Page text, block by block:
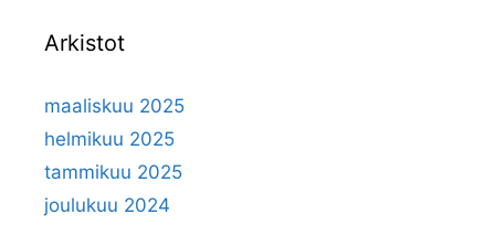
Arkistot
maaliskuu 2025
helmikuu 2025
tammikuu 2025
joulukuu 2024